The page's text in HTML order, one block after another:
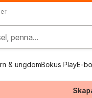
penna...
& ungdomBokus PlayE-